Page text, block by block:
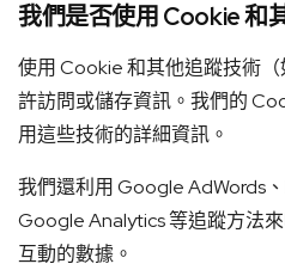
我們是否使用 Cookie 和
使用 Cookie 和其他追蹤技術
許訪問或儲存資訊。我們的
用這些技術的詳細資訊。
我們還利用 Google AdWords
Google Analytics 等追蹤方法
互動的數據。